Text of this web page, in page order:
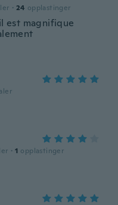
· 24 opplastinger
est magnifique
· 1 opplastinger